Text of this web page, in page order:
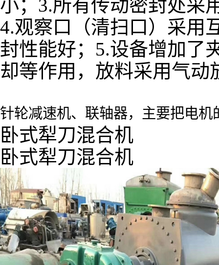
小；3.所有传动密封处采
4.观察口（清扫口）采用
封性能好；5.设备增加了
却等作用，放料采用气动
针轮减速机、联轴器，主要把电
卧式犁刀混合机
卧式犁刀混合机